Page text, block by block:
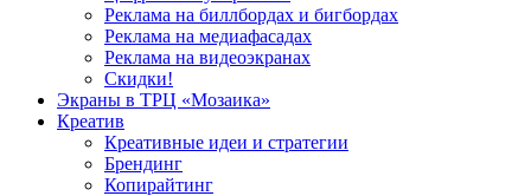
Реклама на биллбордах и бигбордах
Реклама на медиафасадах
Реклама на видеоэкранах
Скидки!
Экраны в ТРЦ «Мозаика»
Креатив
Креативные идеи и стратегии
Брендинг
Копирайтинг